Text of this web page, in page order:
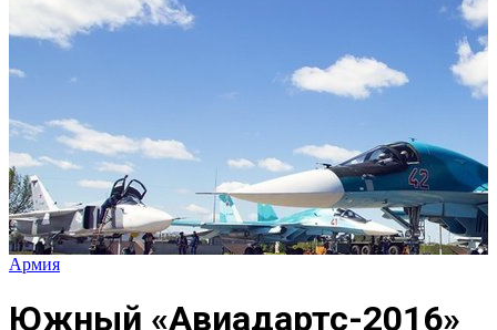
Армия
Южный «Авиадартс-2016»